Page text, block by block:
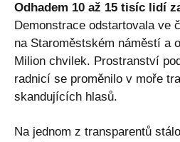
Odhadem 10 až 15 tisíc lidí
Demonstrace odstartovala ve
na Staroměstském náměstí a
Milion chvilek. Prostranství
radnicí se proměnilo v moře
skandujících hlasů.
Na jednom z transparentů